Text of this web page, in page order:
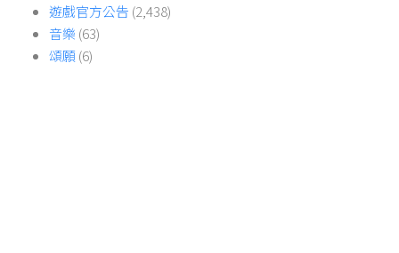
遊戲官方公告 (2,438)
音樂 (63)
頌願(6)